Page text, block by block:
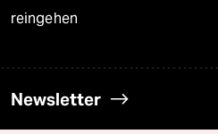
reingehen
Newsletter